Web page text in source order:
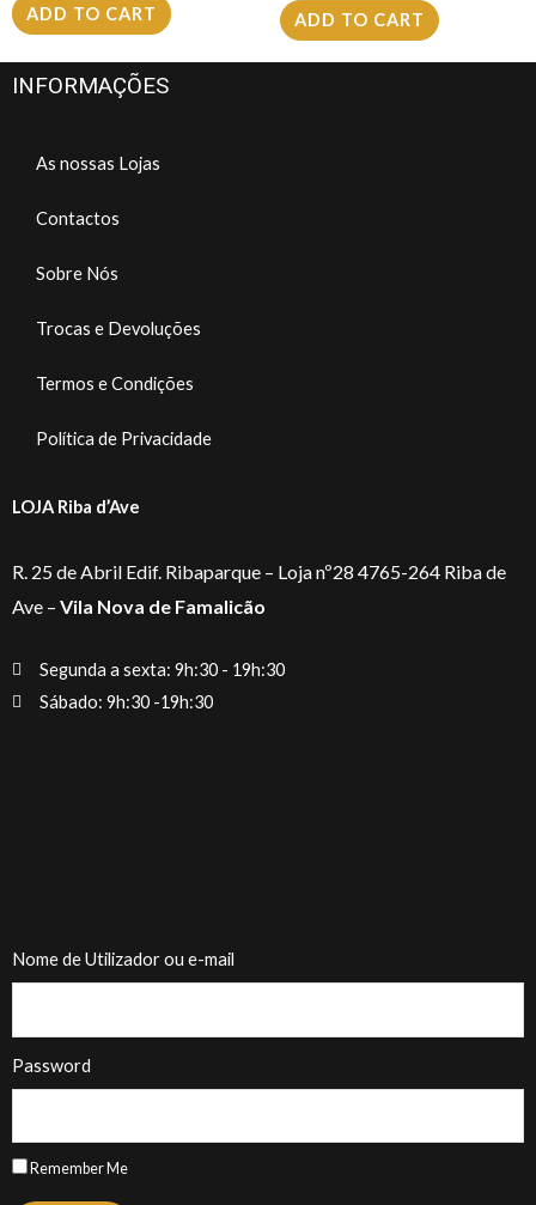
ADD TO CART ADD TO CART
INFORMAÇÕES
As nossas Lojas
Contactos
Sobre Nós
Trocas e Devoluções
Termos e Condições
Política de Privacidade
LOJA Riba d’Ave
R. 25 de Abril Edif. Ribaparque – Loja nº28 4765-264 Riba de
Ave – Vila Nova de Famalicão
Segunda a sexta: 9h:30 - 19h:30
Sábado: 9h:30 -19h:30
Nome de Utilizador ou e-mail
Password
Remember Me